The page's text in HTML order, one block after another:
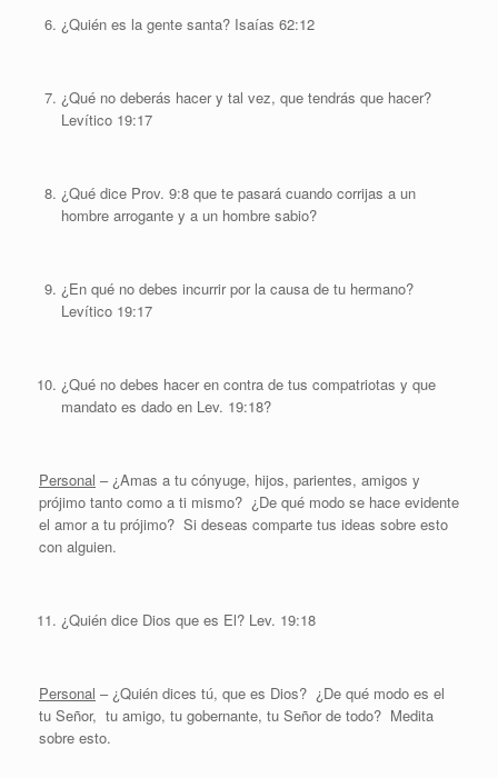
¿Quién es la gente santa? Isaías 62:12
¿Qué no deberás hacer y tal vez, que tendrás que hacer?
Levítico 19:17
¿Qué dice Prov. 9:8 que te pasará cuando corrijas a un
hombre arrogante y a un hombre sabio?
¿En qué no debes incurrir por la causa de tu hermano?
Levítico 19:17
¿Qué no debes hacer en contra de tus compatriotas y que
mandato es dado en Lev. 19:18?
Personal – ¿Amas a tu cónyuge, hijos, parientes, amigos y
prójimo tanto como a ti mismo? ¿De qué modo se hace evidente
el amor a tu prójimo? Si deseas comparte tus ideas sobre esto
con alguien.
¿Quién dice Dios que es El? Lev. 19:18
Personal – ¿Quién dices tú, que es Dios? ¿De qué modo es el
tu Señor, tu amigo, tu gobernante, tu Señor de todo? Medita
sobre esto.